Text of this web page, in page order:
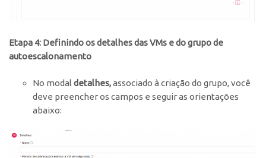
Etapa 4: Definindo os detalhes das VMs e do grupo de
autoescalonamento
No modal detalhes,associado à criação do grupo, você
deve preencher os campos e seguir as orientações
abaixo: